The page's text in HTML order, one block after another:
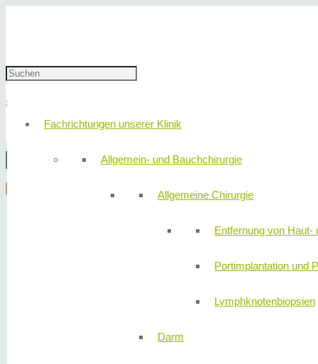
Fachrichtungen unserer Klinik
Allgemein- und Bauchchirurgie
Allgemeine Chirurgie
Entfernung von Haut-
Portimplantation und
Lymphknotenbiopsien
Darm
IMG_0783
8. August 2022
Menü